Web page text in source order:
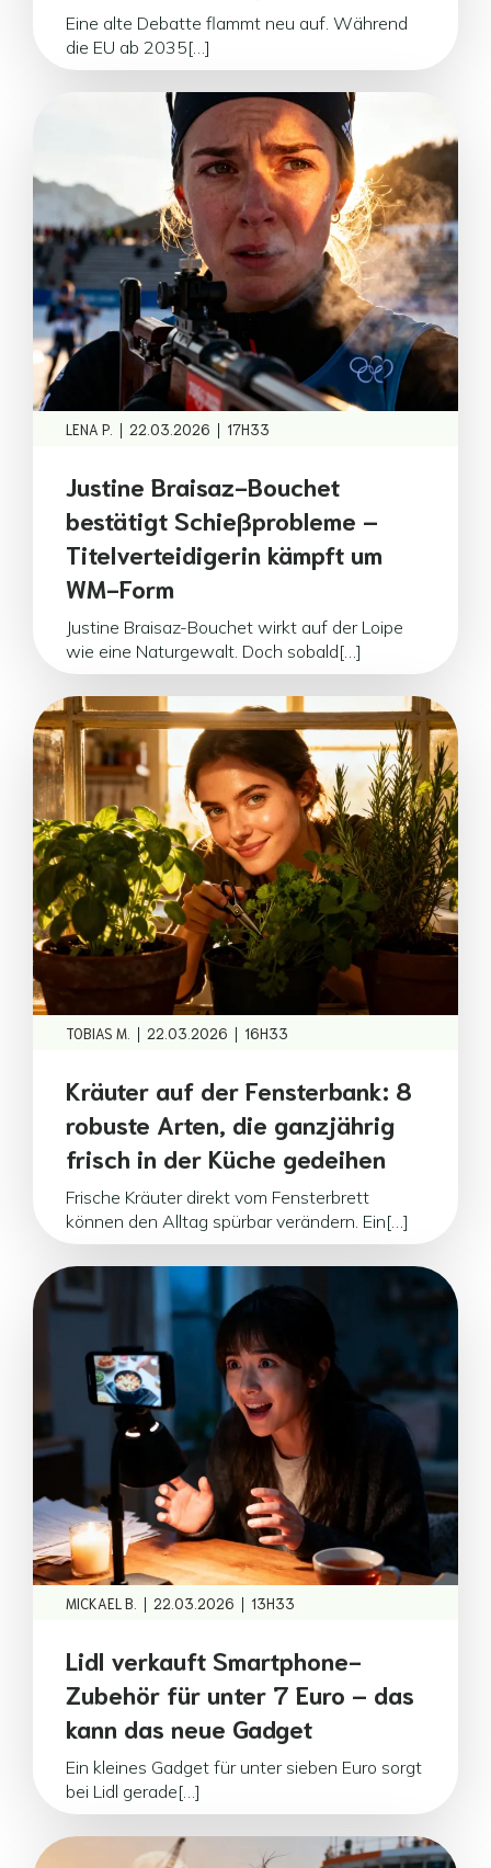
Eine alte Debatte flammt neu auf. Während
die EU ab 2035[…]
LENA P. | 22.03.2026 | 17H33
Justine Braisaz-Bouchet
bestätigt Schießprobleme –
Titelverteidigerin kämpft um
WM-Form
Justine Braisaz-Bouchet wirkt auf der Loipe
wie eine Naturgewalt. Doch sobald[…]
TOBIAS M. | 22.03.2026 | 16H33
Kräuter auf der Fensterbank: 8
robuste Arten, die ganzjährig
frisch in der Küche gedeihen
Frische Kräuter direkt vom Fensterbrett
können den Alltag spürbar verändern. Ein[…]
MICKAEL B. | 22.03.2026 | 13H33
Lidl verkauft Smartphone-
Zubehör für unter 7 Euro – das
kann das neue Gadget
Ein kleines Gadget für unter sieben Euro sorgt
bei Lidl gerade[…]